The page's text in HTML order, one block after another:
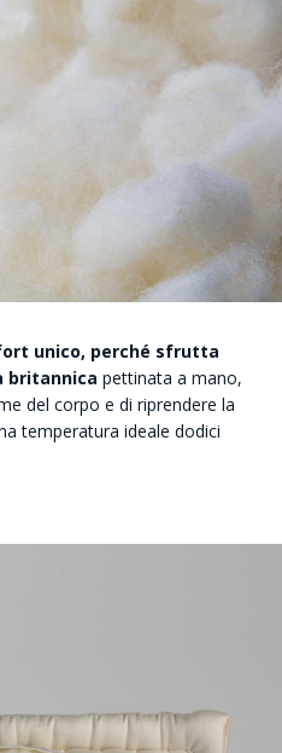
unico, perché sfrutta
britannica pettinata a mano,
del corpo e di riprendere la
temperatura ideale dodici